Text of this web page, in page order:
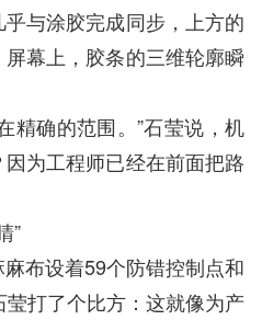
与涂胶完成同步，上方的
幕上，胶条的三维轮廓瞬
精确的范围。”石莹说，机
为工程师已经在前面把路
”
布设着59个防错控制点和
打了个比方：这就像为产